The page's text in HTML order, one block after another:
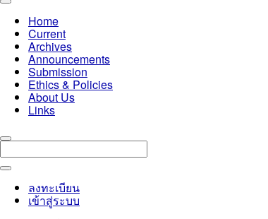
Toggle
navigation
Home
Current
Archives
Announcements
Submission
Ethics & Policies
About Us
Links
ลงทะเบียน
เข้าสู่ระบบ